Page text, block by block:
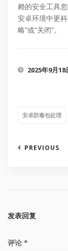
赖的安全工具
安卓环境中更
略”或“关闭”。
2025年9月18
安卓防毒包处理
PREVIOUS
发表回复
评论 *